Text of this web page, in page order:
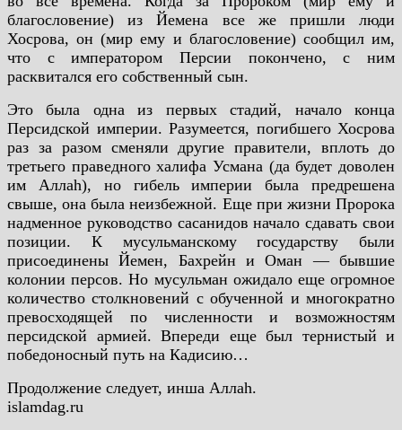
благословение) из Йемена все же пришли люди
Хосрова, он (мир ему и благословение) сообщил им,
что с императором Персии покончено, с ним
расквитался его собственный сын.
Это была одна из первых стадий, начало конца
Персидской империи. Разумеется, погибшего Хосрова
раз за разом сменяли другие правители, вплоть до
третьего праведного халифа Усмана (да будет доволен
им Аллаh), но гибель империи была предрешена
свыше, она была неизбежной. Еще при жизни Пророка
надменное руководство сасанидов начало сдавать свои
позиции. К мусульманскому государству были
присоединены Йемен, Бахрейн и Оман — бывшие
колонии персов. Но мусульман ожидало еще огромное
количество столкновений с обученной и многократно
превосходящей по численности и возможностям
персидской армией. Впереди еще был тернистый и
победоносный путь на Кадисию…
Продолжение следует, инша Аллаh.
islamdag.ru